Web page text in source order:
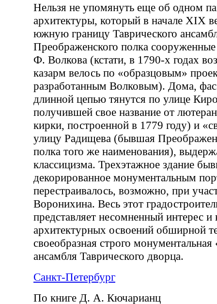
Нельзя не упомянуть eще об одном
архитектуры, который в начале XIX
южную границу Таврического
Преображенского полка
Ф. Волкова (кстати, в 1790-х годах
казарм велось по «образцовым»
разработанным Волковым). Дома,
длинной цепью тянутся по улице
получившей свое название от
кирки, построенной в 1779 году) и
улицу Радищева (бывшая
полка того же наименования),
классицизма. Трехэтажное здание
декорированное монументальным
перестраивалось, возможно, при
Воронихина. Весь этот
представляет несомненный интерес
архитектурных освоений обширной
своеобразная строго монументальная
ансамбля Таврического дворца.
Санкт-Петербург
По книге Д. А. Кючарианц